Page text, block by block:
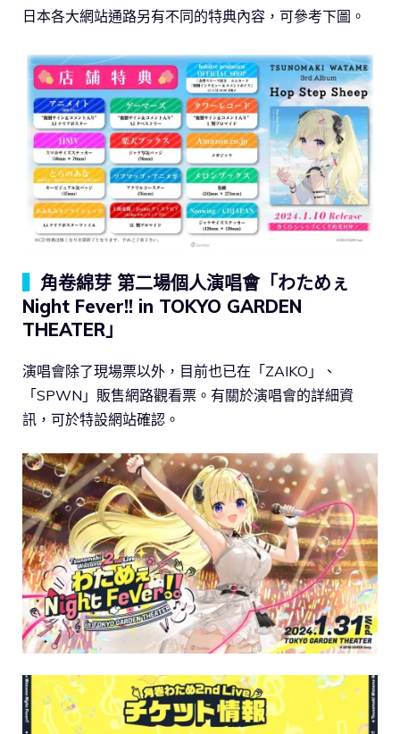
日本各大網站通路另有不同的特典內容，可參考下圖。
角卷綿芽 第二場個人演唱會「わためぇ
Night Fever!! in TOKYO GARDEN
THEATER」
演唱會除了現場票以外，目前也已在「ZAIKO」、
「SPWN」販售網路觀看票。有關於演唱會的詳細資
訊，可於特設網站確認。